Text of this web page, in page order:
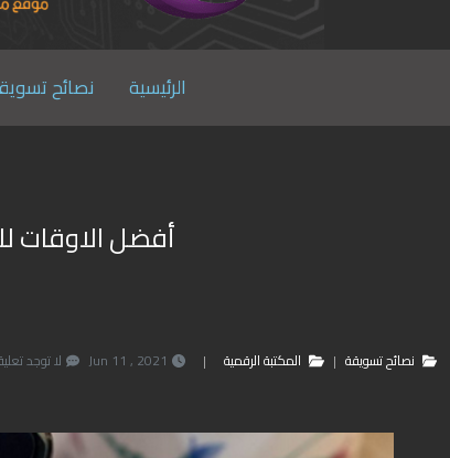
الرئيسية نصائح
أفضل الاوقات
نصائح تسويقة المكتبة الرقمية 2021 , 11 Jun لا توجد